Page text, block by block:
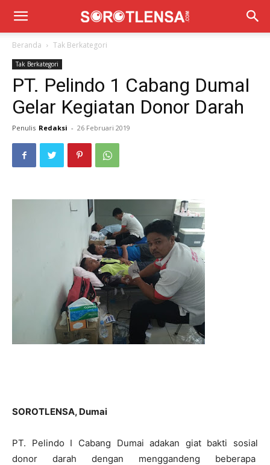
Beranda Tak Berkategori
Tak Berkategori
PT. Pelindo 1 Cabang DumaI
Gelar Kegiatan Donor Darah
Penulis Redaksi - 26 Februari 2019
SOROTLENSA, Dumai
PT. Pelindo I Cabang Dumai adakan giat bakti sosial
donor darah dengan menggandeng beberapa